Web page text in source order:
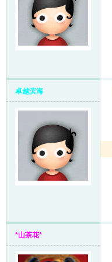
卓越滨海
*山茶花*